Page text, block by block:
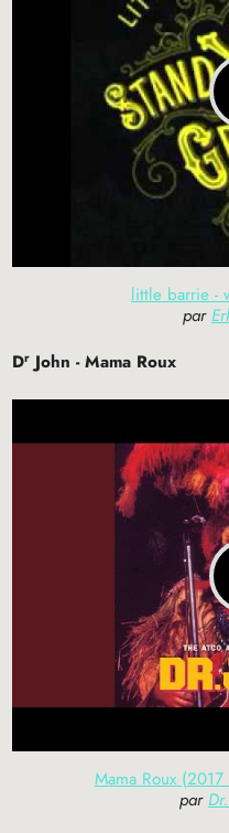
little barrie -
par
Dr John - Mama Roux
Mama Roux
par